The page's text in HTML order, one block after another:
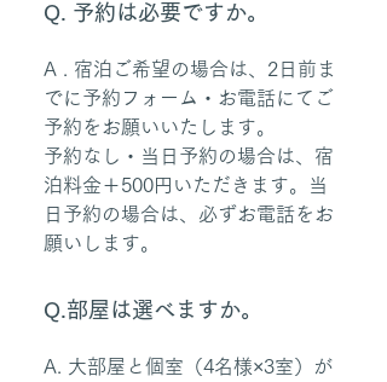
Q. 予約は必要ですか。
A . 宿泊ご希望の場合は、2日前ま
でに予約フォーム・お電話にてご
予約をお願いいたします。
予約なし・当日予約の場合は、宿
泊料金＋500円いただきます。当
日予約の場合は、必ずお電話をお
願いします。
Q.部屋は選べますか。
A. 大部屋と個室（4名様×3室）が